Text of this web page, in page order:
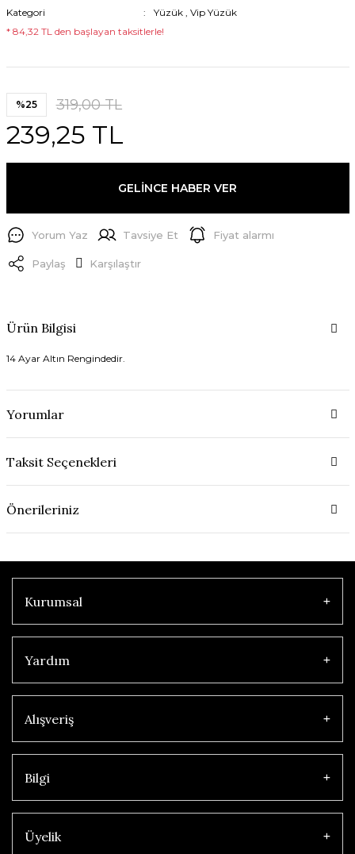
Kategori
Yüzük , Vip Yüzük
* 84,32 TL den başlayan taksitlerle!
%25 319,00 TL
239,25 TL
GELİNCE HABER VER
Yorum Yaz Tavsiye Et Fiyat alarmı
Paylaş Karşılaştır
Ürün Bilgisi
14 Ayar Altın Rengindedir.
Yorumlar
Taksit Seçenekleri
Önerileriniz
Kurumsal
Yardım
Alışveriş
Bilgi
Üyelik